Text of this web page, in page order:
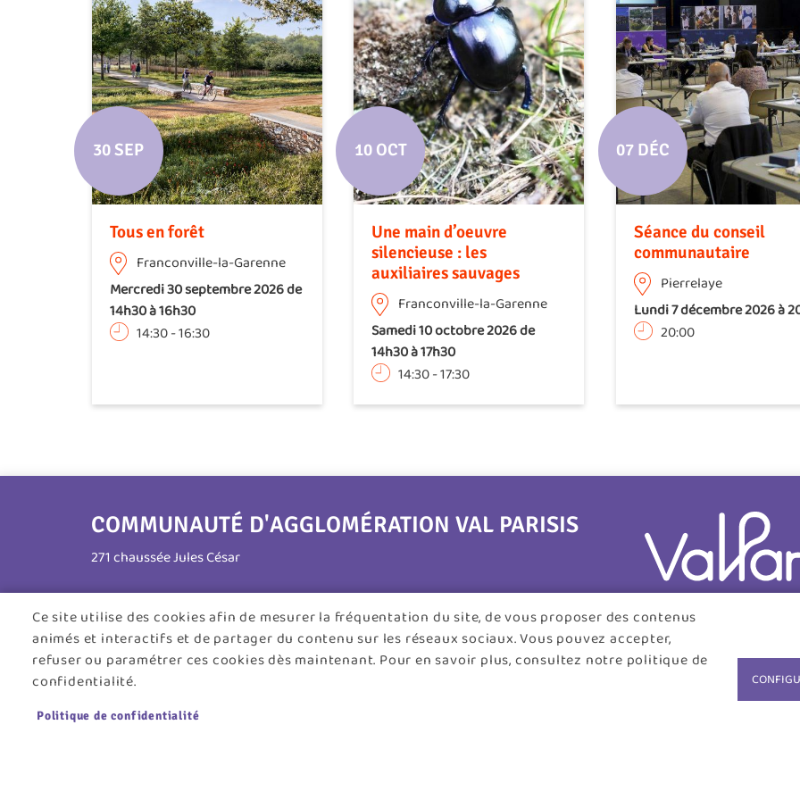
Tous en forêt
30 SEP
Franconville-la-Garenne
Mercredi 30 septembre 2026 de
14h30 à 16h30
14:30-16:30
Une main d’oeuvre
silencieuse : les
auxiliaires sauvages
10 OCT
Franconville-la-Garenne
Samedi 10 octobre 2026 de
14h30 à 17h30
14:30-17:30
Séance du conseil
communautaire
07 DÉC
Pierrelaye
Lundi 7 décembre 2026 à
20:00
Ce site utilise des cookies afin de mesurer la fréquentation du site, de vous proposer des contenus
animés et interactifs et de partager du contenu sur les réseaux sociaux. Vous pouvez accepter,
refuser ou paramétrer ces cookies dès maintenant. Pour en savoir plus, consultez notre politique de
confidentialité.
Politique de confidentialité
COMMUNAUTÉ D'AGGLOMÉRATION VAL PARISIS
271 chaussée Jules César
95250 Beauchamp
Tél. 01 30 26 39 41
Horaires d'ouverture :
Lundi au jeudi : 8h30 - 12h30 / 13h30 - 17h45